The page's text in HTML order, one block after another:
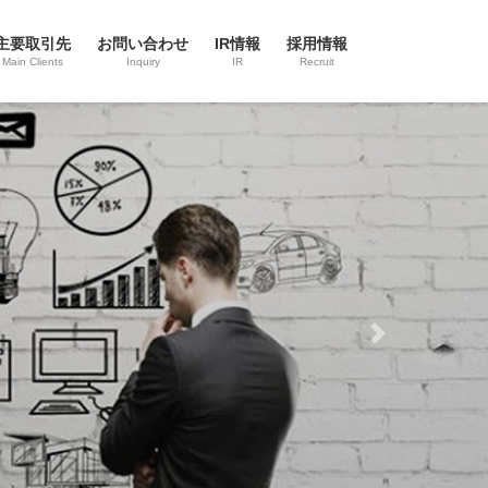
要取引先
Main Clients
お問い合わせ
Inquiry
IR情報
IR
採用情報
Recruit